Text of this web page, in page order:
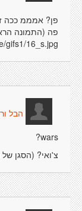
פן? אמממ ככה
פה (התמונה
gifs1/16_s.jpg
הבל
wars?
צ'ואי? (הסגן של